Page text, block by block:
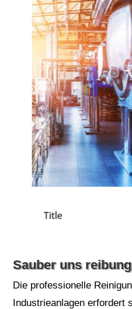
Title
Sauber uns
Die professionelle
Industrieanlagen erfordert